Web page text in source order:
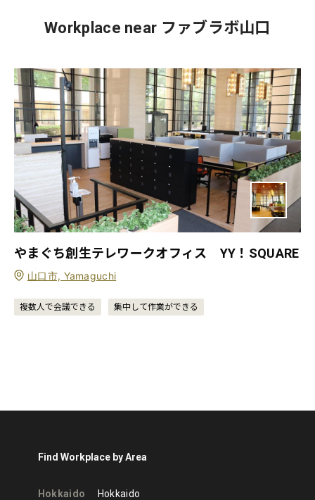
Workplace near ファブラボ山口
やまぐち創生テレワークオフィス YY！SQUARE
山口市, Yamaguchi
複数人で会議できる 集中して作業ができる
Find Workplace by Area
Hokkaido Hokkaido